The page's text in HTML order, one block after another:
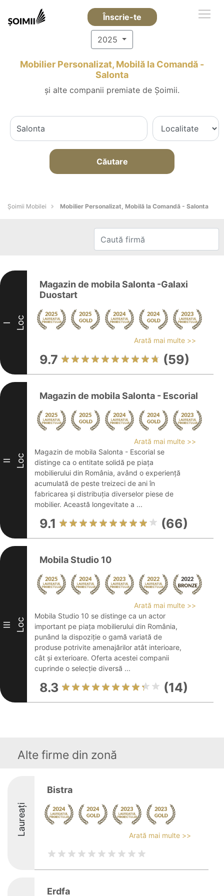
Înscrie-te
2025
Mobilier Personalizat, Mobilă la Comandă -
Salonta
și alte companii premiate de Șoimii.
Căutare
Șoimii Mobilei Mobilier Personalizat, Mobilă la Comandă - Salonta
I Loc
Magazin de mobila Salonta -Galaxi
Duostart
Arată mai multe >>
9.7 (59)
II Loc
Magazin de mobila Salonta - Escorial
Arată mai multe >>
Magazin de mobila Salonta - Escorial se
distinge ca o entitate solidă pe piața
mobilierului din România, având o experiență
acumulată de peste treizeci de ani în
fabricarea și distribuția diverselor piese de
mobilier. Această longevitate a ...
9.1 (66)
III Loc
Mobila Studio 10
Arată mai multe >>
Mobila Studio 10 se distinge ca un actor
important pe piața mobilierului din România,
punând la dispoziție o gamă variată de
produse potrivite amenajărilor atât interioare,
cât și exterioare. Oferta acestei companii
cuprinde o selecție diversă ...
8.3 (14)
Alte firme din zonă
Laureați
Bistra
Arată mai multe >>
Erdfa